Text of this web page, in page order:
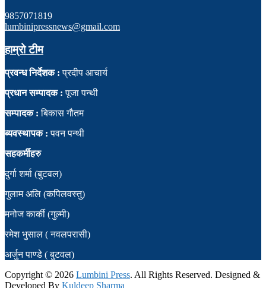
9857071819
lumbinipressnews@gmail.com
हाम्रो टीम
प्रवन्ध निर्देशक : प्रदीप आचार्य
प्रधान सम्पादक : पूजा पन्थी
सम्पादक :बिकास गौतम
ब्यवस्थापक : पवन पन्थी
सहकर्मीहरु
दुर्गा शर्मा (बुटवल)
गुलाम अलि (कपिलवस्तु)
मनोज कार्की (गुल्मी)
रमेश भुसाल ( नवलपरासी)
अर्जुन पाण्डे ( बुटवल)
Copyright © 2026 Lumbini Press. All Rights Reserved. Designed &
Developed By Kuldeep Sharma